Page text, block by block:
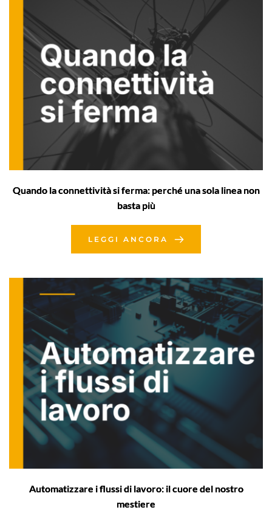
Quando la connettività si ferma: perché una sola linea non
basta più
LEGGI ANCORA
Automatizzare i flussi di lavoro: il cuore del nostro
mestiere